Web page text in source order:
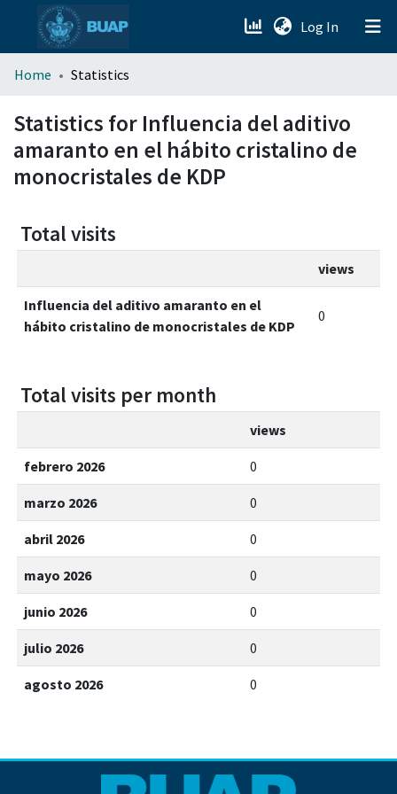
Log In (current)
menu.section.about_menu
All of DSpace
Home Statistics
Statistics for Influencia del aditivo
amaranto en el hábito cristalino de
monocristales de KDP
Total visits
views
Influencia del aditivo amaranto en el
hábito cristalino de monocristales de KDP
0
Total visits per month
views
febrero 2026 0
marzo 2026 0
abril 2026 0
mayo 2026 0
junio 2026 0
julio 2026 0
agosto 2026 0